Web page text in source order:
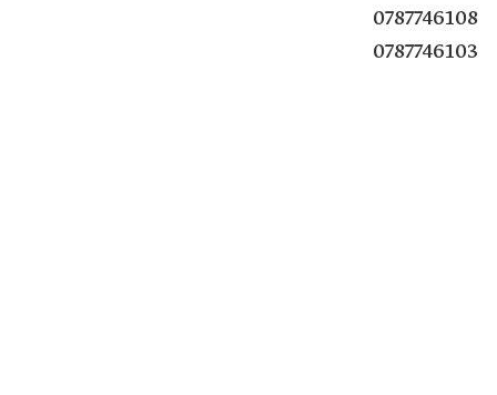
0787746108
0787746103